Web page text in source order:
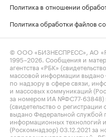
Политика в отношении
Политика обработки файлов
© ООО «БИЗНЕСПРЕСС», АО
1995–2026 . Сообщения и
агентства «РБК»
массовой информации
по надзору в сфере связи,
и массовых коммуникаций
за номером ИА №ФС77-63848)
(свидетельство о
выдано Федеральной службой
информационных технологий
(Роскомнадзор) 03.12.2021